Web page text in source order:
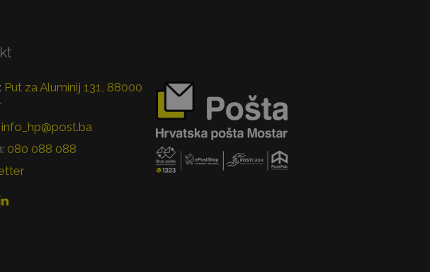
Put za Aluminij 131, 88000
info_hp@post.ba
080 088 088